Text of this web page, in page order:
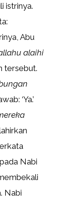
istrinya.
Abu
alaihi
tersebut.
‘Ya.’
Nabi
Nabi